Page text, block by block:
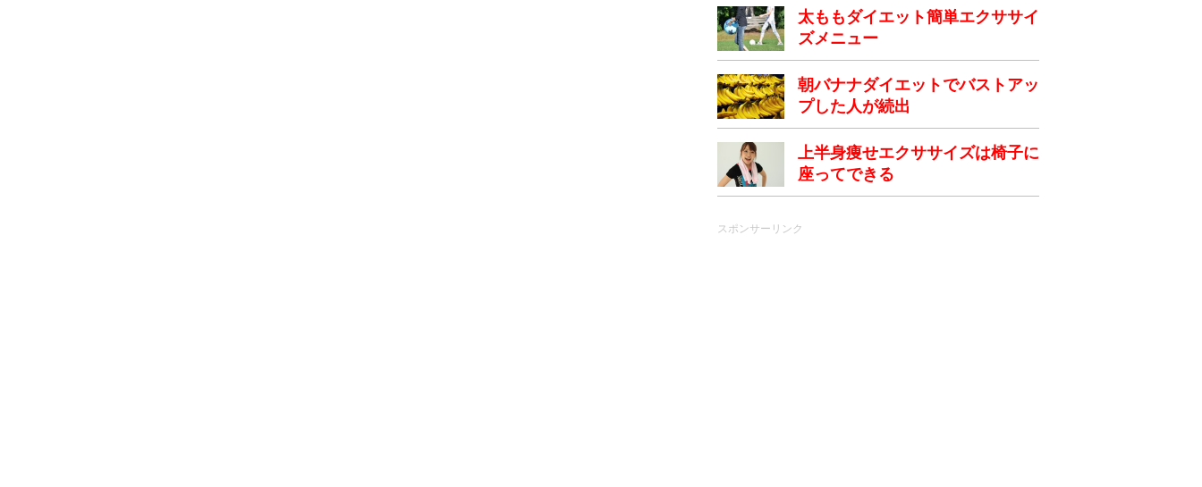
太ももダイエット簡単エクササイ
ズメニュー
朝バナナダイエットでバストアッ
プした人が続出
上半身痩せエクササイズは椅子に
座ってできる
スポンサーリンク